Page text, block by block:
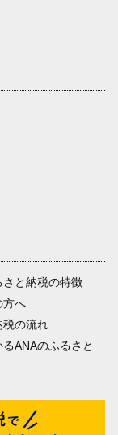
さと納税の特徴
方へ
税の流れ
ANAのふるさと